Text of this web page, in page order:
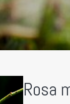
Rosa